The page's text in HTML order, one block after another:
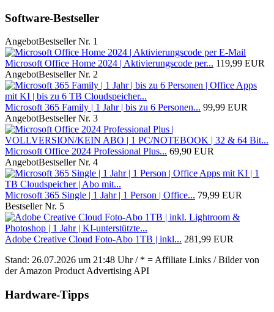
Software-Bestseller
AngebotBestseller Nr. 1
Microsoft Office Home 2024 | Aktivierungscode per... 119,99 EUR
AngebotBestseller Nr. 2
Microsoft 365 Family | 1 Jahr | bis zu 6 Personen... 99,99 EUR
AngebotBestseller Nr. 3
Microsoft Office 2024 Professional Plus... 69,90 EUR
AngebotBestseller Nr. 4
Microsoft 365 Single | 1 Jahr | 1 Person | Office... 79,99 EUR
Bestseller Nr. 5
Adobe Creative Cloud Foto-Abo 1TB | inkl... 281,99 EUR
Stand: 26.07.2026 um 21:48 Uhr / * = Affiliate Links / Bilder von
der Amazon Product Advertising API
Hardware-Tipps